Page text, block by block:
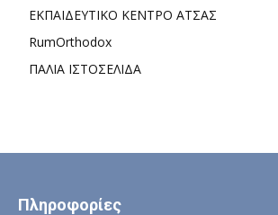
ΕΚΠΑΙΔΕΥΤΙΚΟ ΚΕΝΤΡΟ ΑΤΣΑΣ
RumOrthodox
ΠΑΛΙΑ ΙΣΤΟΣΕΛΙΔΑ
Πληροφορίες